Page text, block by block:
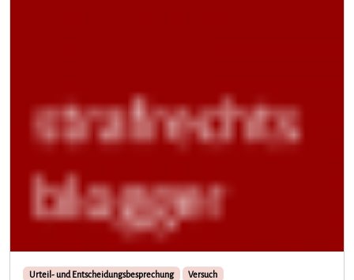
Urteil- und Entscheidungsbesprechung
Versuch